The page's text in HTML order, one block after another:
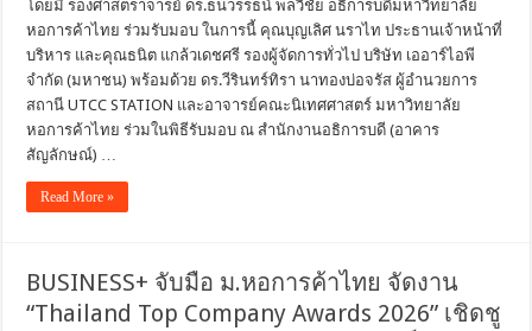
โดยมี รองศาสตราจารย์ ดร.ธนวรรธน์ พลวิชัย อธิการบดีมหาวิทยาลัย
หอการค้าไทย ร่วมรับมอบ ในการนี้ คุณบุญเลิศ นราไท ประธานเจ้าหน้าที่
บริหาร และคุณธนิต แกล้วเดชศรี รองผู้จัดการทั่วไป บริษัท เออาร์ไอพี
จำกัด (มหาชน) พร้อมด้วย ดร.วีรินทร์ทิรา นาทองบ่อจรัส ผู้อำนวยการ
สถานี UTCC STATION และอาจารย์คณะนิเทศศาสตร์ มหาวิทยาลัย
หอการค้าไทย ร่วมในพิธีรับมอบ ณ สำนักงานอธิการบดี (อาคาร
สัญลักษณ์) …
Read More »
BUSINESS+ จับมือ ม.หอการค้าไทย จัดงาน
“Thailand Top Company Awards 2026” เชิดชู